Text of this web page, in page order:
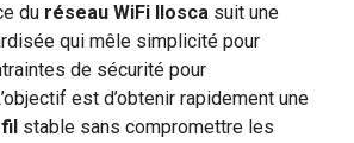
du réseau WiFi Ilosca suit une
qui mêle simplicité pour
de sécurité pour
est d’obtenir rapidement une
stable sans compromettre les